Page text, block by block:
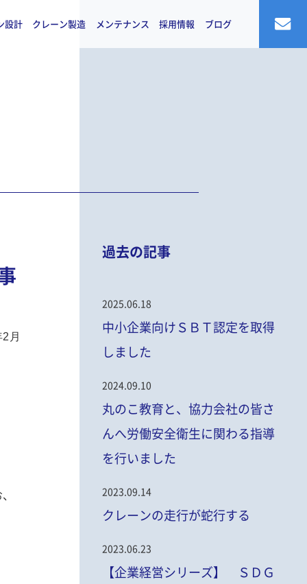
設計 クレーン製造 メンテナンス 採用情報 ブログ
過去の記事
2025.06.18
中小企業向けＳＢＴ認定を取得
しました
2024.09.10
丸のこ教育と、協力会社の皆さ
んへ労働安全衛生に関わる指導
を行いました
2023.09.14
クレーンの走行が蛇行する
2023.06.23
【企業経営シリーズ】 ＳＤＧ
月